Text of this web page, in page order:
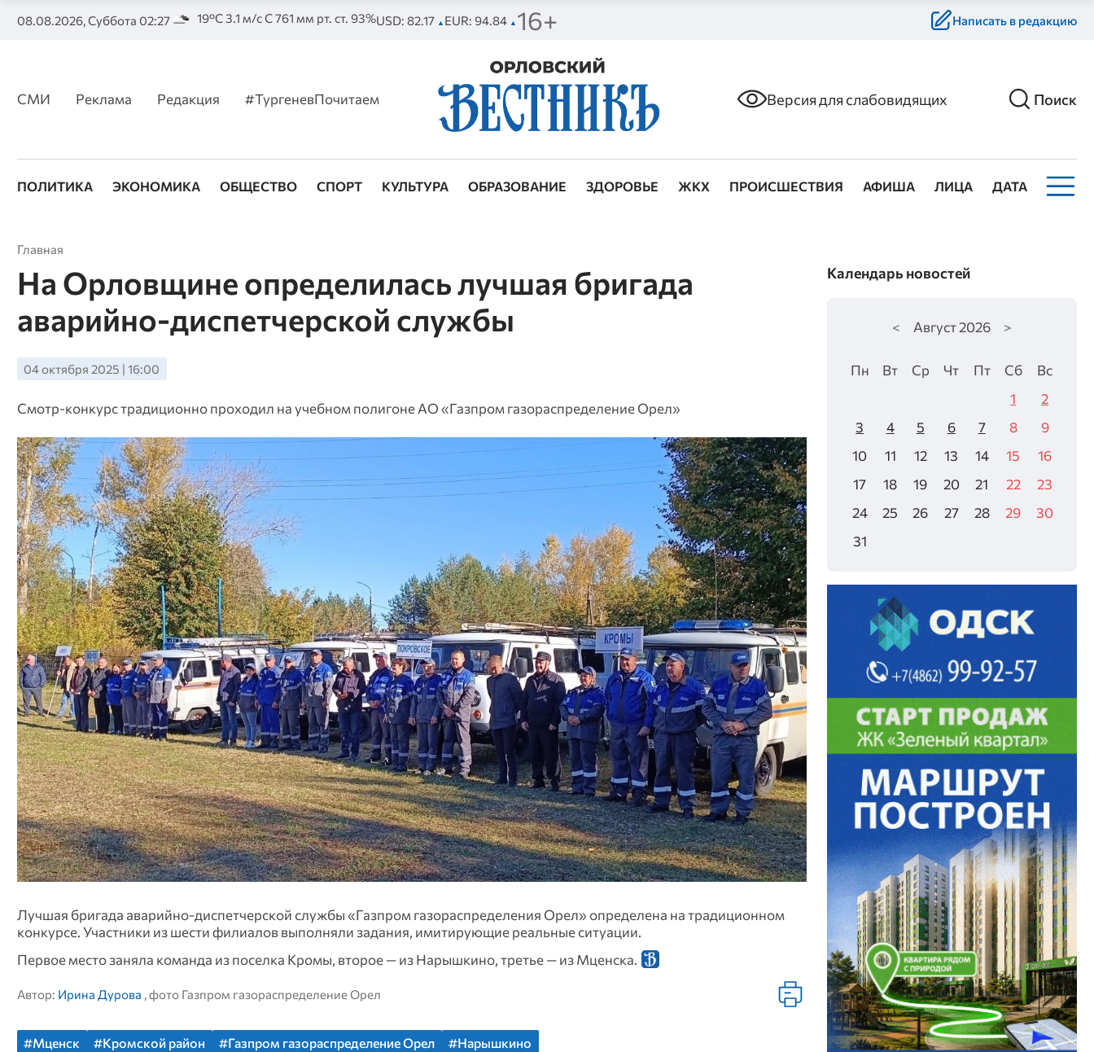
08.08.2026, Суббота 02:27 19°C 3.1 м/с С 761 мм рт. ст. 93%USD: 82.17 ▲ EUR: 94.84 ▲ 16+ Написать в редакцию
СМИ Реклама Редакция #ТургеневПочитаем Версия для слабовидящих Поиск
ПОЛИТИКА ЭКОНОМИКА ОБЩЕСТВО СПОРТ КУЛЬТУРА ОБРАЗОВАНИЕ ЗДОРОВЬЕ ЖКХ ПРОИСШЕСТВИЯ АФИША ЛИЦА ДАТА
Главная
На Орловщине определилась лучшая бригада
аварийно-диспетчерской службы
04 октября 2025 | 16:00
Смотр-конкурс традиционно проходил на учебном полигоне АО «Газпром газораспределение Орел»
Лучшая бригада аварийно-диспетчерской службы «Газпром газораспределения Орел» определена на традиционном
конкурсе. Участники из шести филиалов выполняли задания, имитирующие реальные ситуации.
Первое место заняла команда из поселка Кромы, второе — из Нарышкино, третье — из Мценска.
Автор: Ирина Дурова , фото Газпром газораспределение Орел
#Мценск #Кромской район #Газпром газораспределение Орел #Нарышкино
Календарь новостей
< Август2026 >
Пн Вт Ср Чт Пт Сб
Вс
1
2
3
4 5 6 7 8
9
10
11 12 13 14 15
16
17
18 19 20 21 22
23
24
25 26 27 28 29
30
31